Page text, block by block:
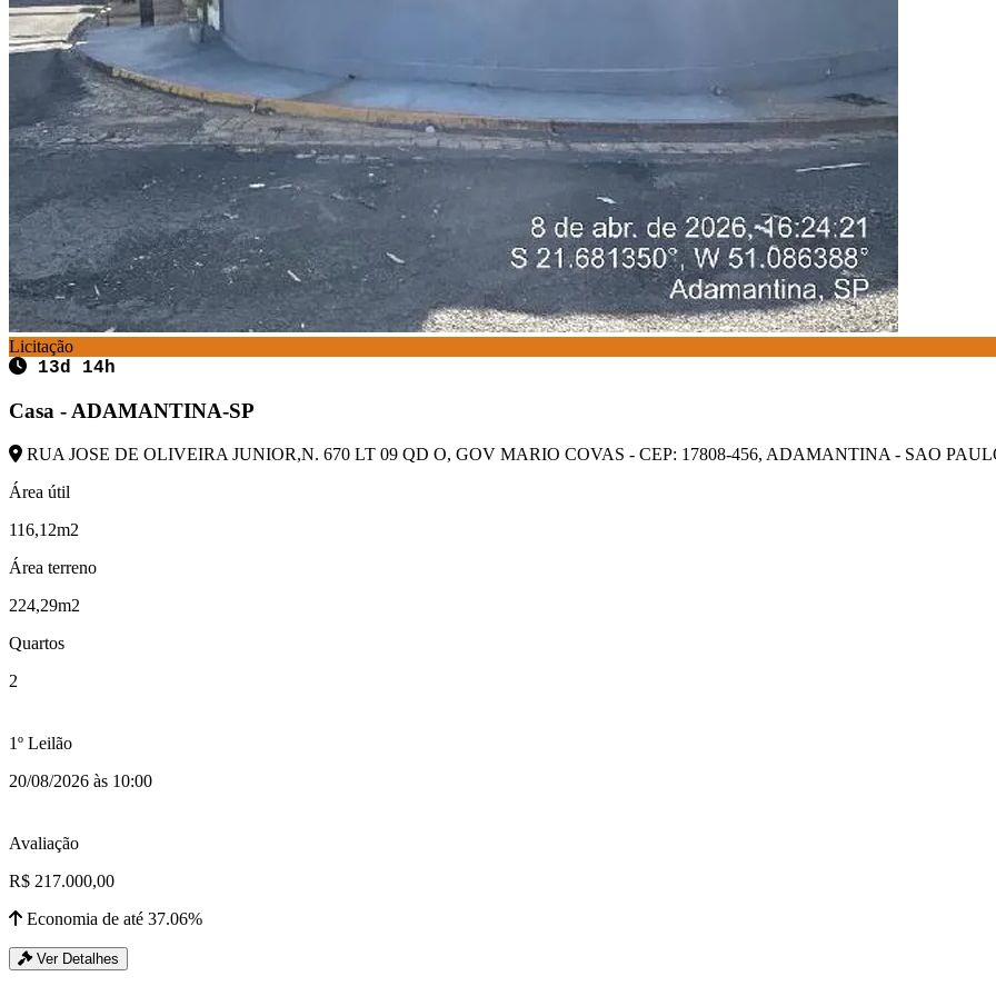
Licitação
13d 14h
Casa - ADAMANTINA-SP
RUA JOSE DE OLIVEIRA JUNIOR,N. 670 LT 09 QD O, GOV MARIO COVAS - CEP: 17808-456, ADAMANTINA - SAO
Área útil
116,12m2
Área terreno
224,29m2
Quartos
2
1º Leilão
20/08/2026 às 10:00
Avaliação
R$ 217.000,00
Economia de até 37.06%
Ver Detalhes